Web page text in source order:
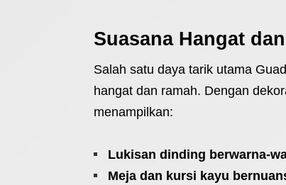
Suasana Hangat
Salah satu daya tarik utama
hangat dan ramah. Dengan
menampilkan:
Lukisan dinding berwarna-
Meja dan kursi kayu